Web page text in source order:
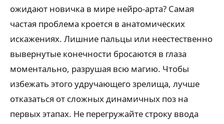
ожидают новичка в мире нейро-арта? Самая
частая проблема кроется в анатомических
искажениях. Лишние пальцы или неестественно
вывернутые конечности бросаются в глаза
моментально, разрушая всю магию. Чтобы
избежать этого удручающего зрелища, лучше
отказаться от сложных динамичных поз на
первых этапах. Не перегружайте строку ввода